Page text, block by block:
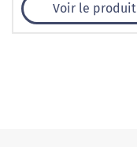
Voir le produit